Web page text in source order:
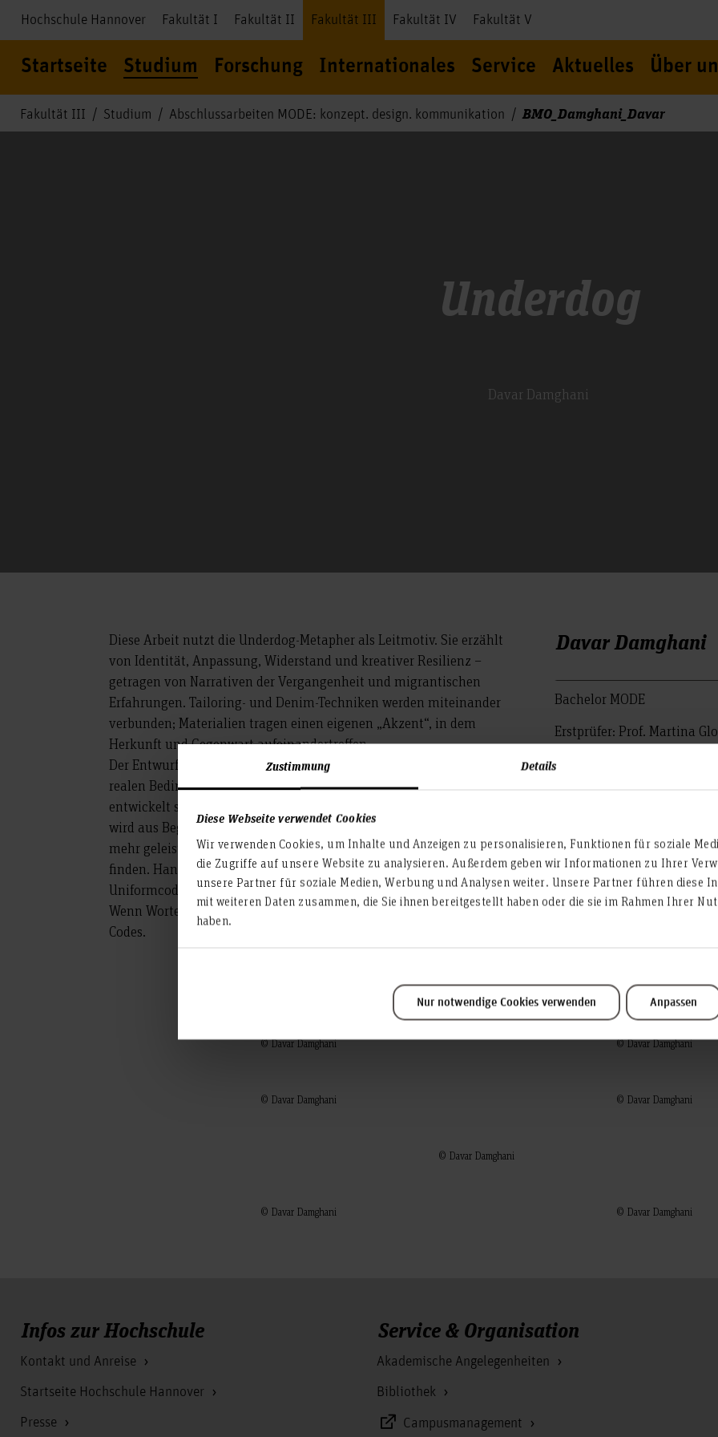
Zustimmung Details
Diese Webseite verwendet Cookies
Wir verwenden Cookies, um Inhalte und Anzeigen zu personalisieren, Funktionen für soziale
die Zugriffe auf unsere Website zu analysieren. Außerdem geben wir Informationen zu Ihrer
unsere Partner für soziale Medien, Werbung und Analysen weiter. Unsere Partner führen diese
mit weiteren Daten zusammen, die Sie ihnen bereitgestellt haben oder die sie im Rahmen Ihrer
haben.
Nur notwendige Cookies verwenden Anpassen
Hochschule Hannover Fakultät I Fakultät II Fakultät III Fakultät IV Fakultät V
Startseite Studium Forschung Internationales Service Aktuelles Über
Fakultät III Studium Abschlussarbeiten MODE: konzept. design. kommunikation BMO_Damghani_Davar
Underdog
Davar Damghani
Diese Arbeit nutzt die Underdog-Metapher als Leitmotiv. Sie erzählt
von Identität, Anpassung, Widerstand und kreativer Resilienz –
getragen von Narrativen der Vergangenheit und migrantischen
Erfahrungen. Tailoring- und Denim-Techniken werden miteinander
verbunden; Materialien tragen einen eigenen „Akzent“, in dem
Herkunft und Gegenwart aufeinandertreffen.
Der Entwurfsprozess setzt auf Durchhalten und Lernen. Es wird unter
realen Bedingungen direkt am Material gearbeitet; jedes Teil
entwickelt sich Schritt für Schritt weiter. Mit Slow-Fashion-Methoden
wird aus Begrenzung Gestaltung. Wo das System Lücken lässt, wird
mehr geleistet als erwartet: aufmerksam bleiben, improvisieren, Wege
finden. Handwerk und Fertigungsnormen werden neu interpretiert;
Uniformcodes werden sichtbar zitiert und neu kontextualisiert.
Wenn Worte nicht reichen, sprechen Symbolik, Material, Schnitt und
Codes.
Davar Damghani
Bachelor MODE
Erstprüfer: Prof. Martina
© Davar Damghani
© Davar Damghani © Davar Damghani
© Davar Damghani © Davar Damghani
© Davar Damghani
© Davar Damghani © Davar Damghani
Infos zur Hochschule
Kontakt und Anreise
Startseite Hochschule Hannover
Presse
Service & Organisation
Akademische Angelegenheiten
Bibliothek
Campusmanagement